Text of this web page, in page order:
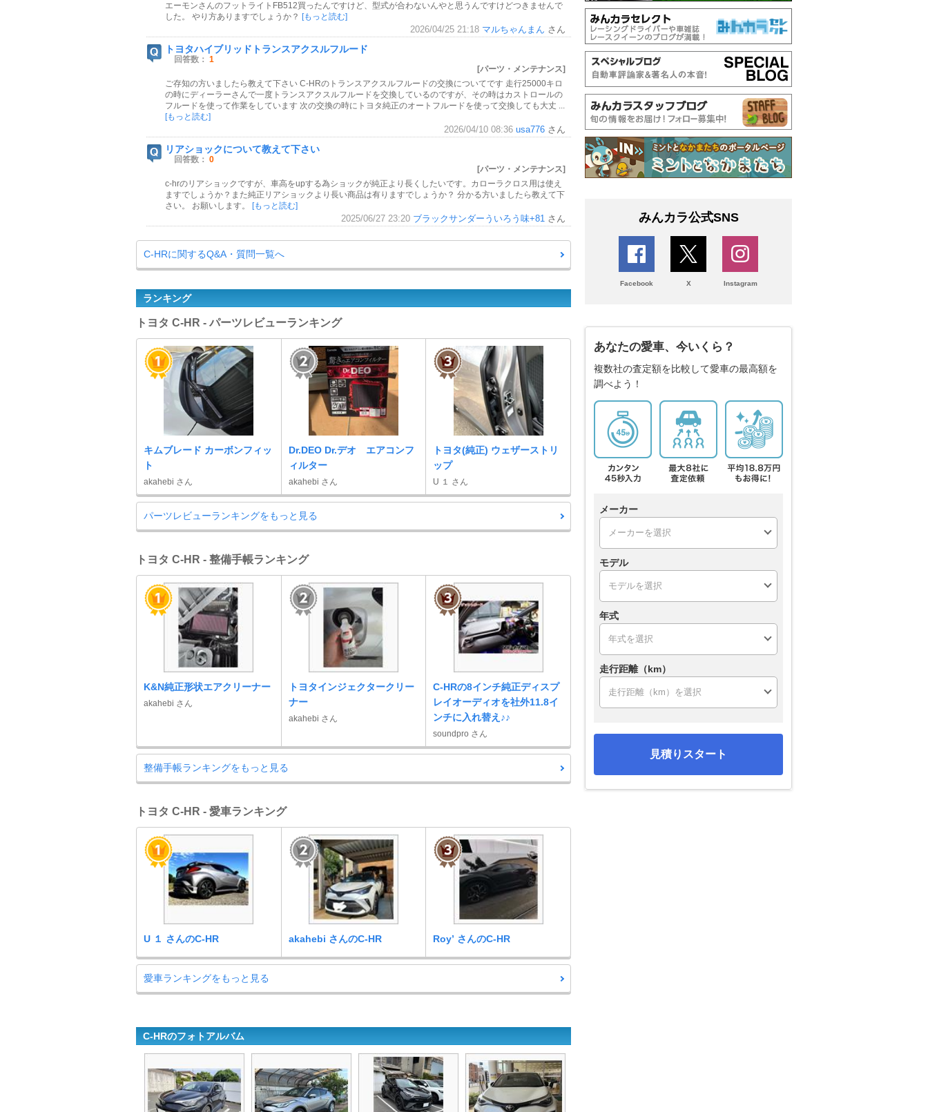
エーモンさんのフットライトFB512買ったんですけど、型式が合わないんやと思うんですけどつきませんで
した。 やり方ありますでしょうか？ [もっと読む]
2026/04/25 21:18 マルちゃんまん さん
トヨタハイブリッドトランスアクスルフルード
回答数： 1
[パーツ・メンテナンス]
ご存知の方いましたら教えて下さい C-HRのトランスアクスルフルードの交換についてです 走行25000キロ
の時にディーラーさんで一度トランスアクスルフルードを交換しているのですが、その時はカストロールの
フルードを使って作業をしています 次の交換の時にトヨタ純正のオートフルードを使って交換しても大丈 ...
[もっと読む]
2026/04/10 08:36 usa776 さん
リアショックについて教えて下さい
回答数： 0
[パーツ・メンテナンス]
c-hrのリアショックですが、車高をupする為ショックが純正より長くしたいです。カローラクロス用は使え
ますでしょうか？また純正リアショックより長い商品は有りますでしょうか？ 分かる方いましたら教えて下
さい。 お願いします。
[もっと読む]
2025/06/27 23:20 ブラックサンダーういろう味+81 さん
C-HRに関するQ&A・質問一覧へ
ランキング
トヨタ C-HR - パーツレビューランキング
キムブレード カーボンフィッ
ト
akahebi さん
Dr.DEO Dr.デオ エアコンフ
ィルター
akahebi さん
トヨタ(純正) ウェザーストリ
ップ
U １ さん
パーツレビューランキングをもっと見る
トヨタ C-HR - 整備手帳ランキング
K&N純正形状エアクリーナー
akahebi さん
トヨタインジェクタークリー
ナー
akahebi さん
C-HRの8インチ純正ディスプ
レイオーディオを社外11.8イ
ンチに入れ替え♪♪
soundpro さん
整備手帳ランキングをもっと見る
トヨタ C-HR - 愛車ランキング
U １ さんのC-HR akahebi さんのC-HR Roy’ さんのC-HR
愛車ランキングをもっと見る
C-HRのフォトアルバム
みんカラ公式SNS
Facebook X Instagram
あなたの愛車、今いくら？
複数社の査定額を比較して愛車の最高額を
調べよう！
メーカー
モデル
年式
走行距離（km）
見積りスタート